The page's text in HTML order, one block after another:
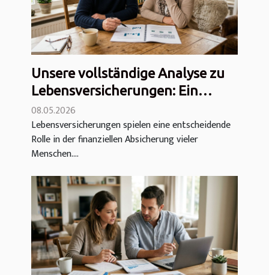
Unsere vollständige Analyse zu
Lebensversicherungen: Ein
Überblick
08.05.2026
Lebensversicherungen spielen eine entscheidende
Rolle in der finanziellen Absicherung vieler
Menschen....